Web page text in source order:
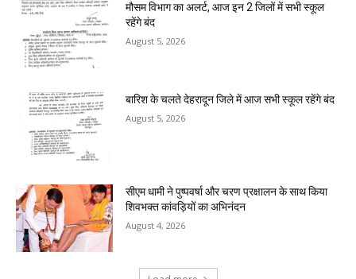
मौसम विभाग का अलर्ट, आज इन 2 जिलों में सभी स्कूल
रहेंगे बंद
August 5, 2026
बारिश के चलते देहरादून जिले में आज सभी स्कूल रहेंगे बंद
August 5, 2026
सीएम धामी ने पुष्पवर्षा और चरण प्रक्षालन के साथ किया
शिवभक्त कांवड़ियों का अभिनंदन
August 4, 2026